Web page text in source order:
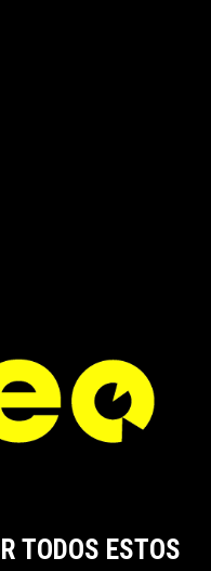
TODOS ESTOS